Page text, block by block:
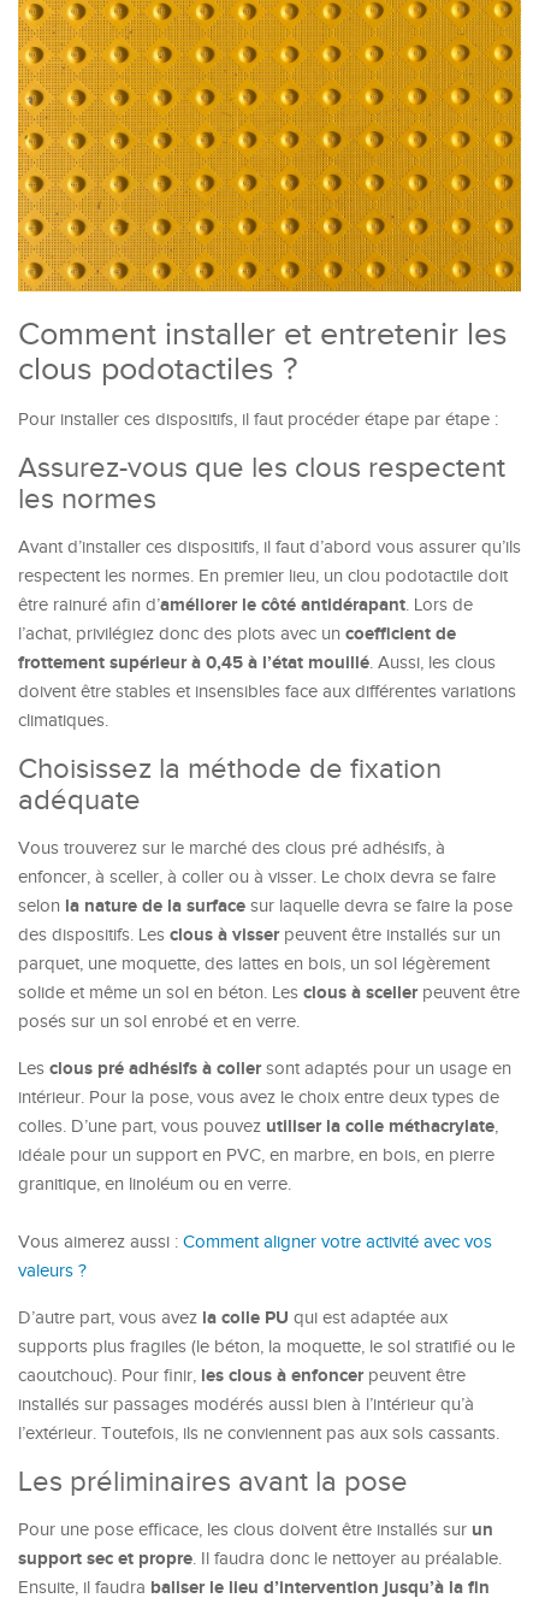
Comment installer et entretenir les
clous podotactiles ?
Pour installer ces dispositifs, il faut procéder étape par étape :
Assurez-vous que les clous respectent
les normes
Avant d’installer ces dispositifs, il faut d’abord vous assurer qu’ils
respectent les normes. En premier lieu, un clou podotactile doit
être rainuré afin d’améliorer le côté antidérapant. Lors de
l’achat, privilégiez donc des plots avec un coefficient de
frottement supérieur à 0,45 à l’état mouillé. Aussi, les clous
doivent être stables et insensibles face aux différentes variations
climatiques.
Choisissez la méthode de fixation
adéquate
Vous trouverez sur le marché des clous pré adhésifs, à
enfoncer, à sceller, à coller ou à visser. Le choix devra se faire
selon la nature de la surface sur laquelle devra se faire la pose
des dispositifs. Les clous à visserpeuvent être installés sur un
parquet, une moquette, des lattes en bois, un sol légèrement
solide et même un sol en béton. Les clous à scellerpeuvent être
posés sur un sol enrobé et en verre.
Les clous pré adhésifs à collersont adaptés pour un usage en
intérieur. Pour la pose, vous avez le choix entre deux types de
colles. D’une part, vous pouvez utiliser la colle méthacrylate,
idéale pour un support en PVC, en marbre, en bois, en pierre
granitique, en linoléum ou en verre.
Vous aimerez aussi : Comment aligner votre activité avec vos
valeurs ?
D’autre part, vous avez la colle PU qui est adaptée aux
supports plus fragiles (le béton, la moquette, le sol stratifié ou le
caoutchouc). Pour finir, les clous à enfoncerpeuvent être
installés sur passages modérés aussi bien à l’intérieur qu’à
l’extérieur. Toutefois, ils ne conviennent pas aux sols cassants.
Les préliminaires avant la pose
Pour une pose efficace, les clous doivent être installés sur un
support sec et propre. Il faudra donc le nettoyer au préalable.
Ensuite, il faudra baliser le lieu d’intervention jusqu’à la fin